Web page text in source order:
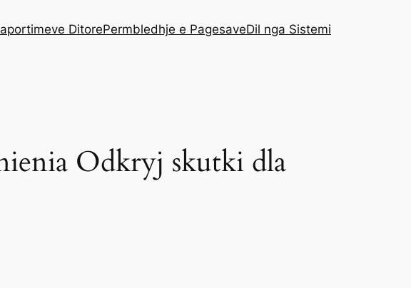
DitorePermbledhje e PagesaveDil nga Sistemi
Odkryj skutki dla